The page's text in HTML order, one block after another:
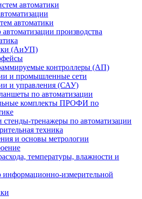
автоматики
автоматики
производства
(АиУП)
контроллеры (АП)
и промышленные сети
и управления (САУ)
по автоматизации
комплекты ПРОФИ по
тренажеры по автоматизации
техника
и основы метрологии
температуры, влажности и
информационно-измерительной